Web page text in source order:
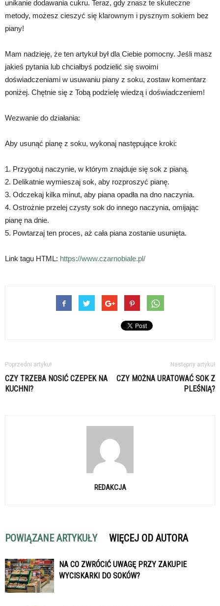
unikanie dodawania cukru. Teraz, gdy znasz te skuteczne
metody, możesz cieszyć się klarownym i pysznym sokiem bez
piany!
Mam nadzieję, że ten artykuł był dla Ciebie pomocny. Jeśli masz
jakieś pytania lub chciałbyś podzielić się swoimi
doświadczeniami w usuwaniu piany z soku, zostaw komentarz
poniżej. Chętnie się z Tobą podzielę wiedzą i doświadczeniem!
Wezwanie do działania:
Aby usunąć pianę z soku, wykonaj następujące kroki:
1. Przygotuj naczynie, w którym znajduje się sok z pianą.
2. Delikatnie wymieszaj sok, aby rozproszyć pianę.
3. Odczekaj kilka minut, aby piana opadła na dno naczynia.
4. Ostrożnie przelej czysty sok do innego naczynia, omijając
pianę na dnie.
5. Powtarzaj ten proces, aż cała piana zostanie usunięta.
Link tagu HTML: https://www.czarnobiale.pl/
Poprzedni artykuł
CZY TRZEBA NOSIĆ CZEPEK NA
KUCHNI?
Następny artykuł
CZY MOŻNA URATOWAĆ SOK Z
PLEŚNIĄ?
REDAKCJA
POWIĄZANE ARTYKUŁY WIĘCEJ OD AUTORA
NA CO ZWRÓCIĆ UWAGĘ PRZY ZAKUPIE
WYCISKARKI DO SOKÓW?